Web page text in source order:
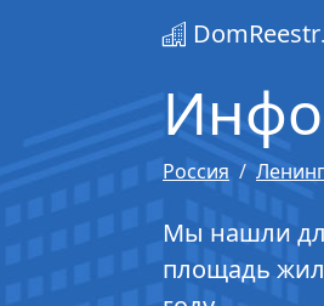
DomReestr
Россия
Мы нашли
площадь